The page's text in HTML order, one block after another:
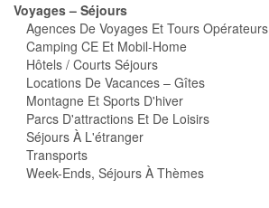
Voyages – Séjours
Agences De Voyages Et Tours Opérateurs
Camping CE Et Mobil-Home
Hôtels / Courts Séjours
Locations De Vacances – Gîtes
Montagne Et Sports D'hiver
Parcs D'attractions Et De Loisirs
Séjours À L'étranger
Transports
Week-Ends, Séjours À Thèmes